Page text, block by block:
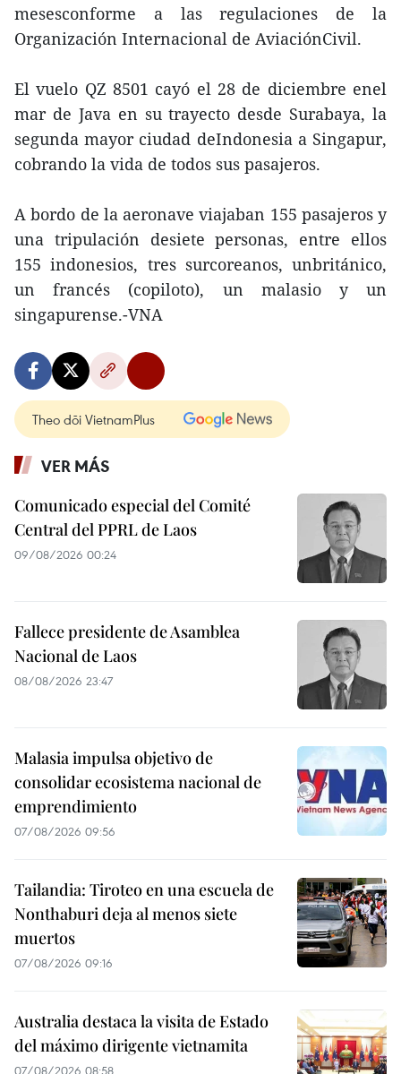
mesesconforme a las regulaciones de la
Organización Internacional de AviaciónCivil.
El vuelo QZ 8501 cayó el 28 de diciembre enel
mar de Java en su trayecto desde Surabaya, la
segunda mayor ciudad deIndonesia a Singapur,
cobrando la vida de todos sus pasajeros.
A bordo de la aeronave viajaban 155 pasajeros y
una tripulación desiete personas, entre ellos
155 indonesios, tres surcoreanos, unbritánico,
un francés (copiloto), un malasio y un
singapurense.-VNA
Theo dõi VietnamPlus
VER MÁS
Comunicado especial del Comité
Central del PPRL de Laos
09/08/2026 00:24
Fallece presidente de Asamblea
Nacional de Laos
08/08/2026 23:47
Malasia impulsa objetivo de
consolidar ecosistema nacional de
emprendimiento
07/08/2026 09:56
Tailandia: Tiroteo en una escuela de
Nonthaburi deja al menos siete
muertos
07/08/2026 09:16
Australia destaca la visita de Estado
del máximo dirigente vietnamita
07/08/2026 08:58